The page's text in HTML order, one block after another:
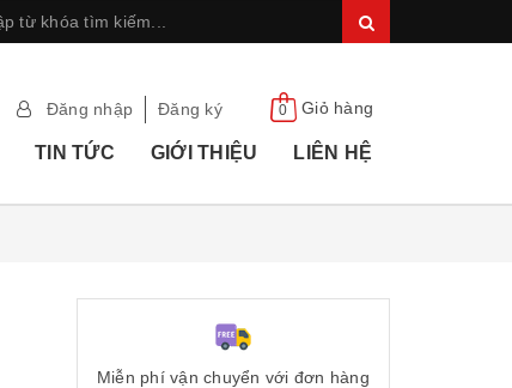
Đăng nhập Đăng ký 0 Giỏ hàng
TIN TỨC GIỚI THIỆU LIÊN HỆ
Miễn phí vận chuyển với đơn hàng